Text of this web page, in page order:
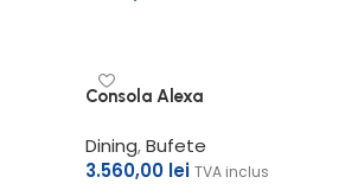
Consola Alexa
Dining,Bufete
3.560,00 lei TVA inclus